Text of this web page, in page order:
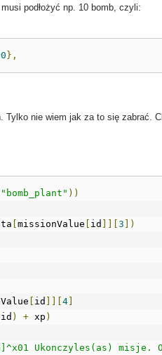
podłożyć np. 10 bomb, czyli:
},
nie wiem jak za to się zabrać.
"bomb_plant" ))
[missionValue [ id ]][3 ])
[ id ]][4]
id ) + xp )
Ukonczyles(as) misje.